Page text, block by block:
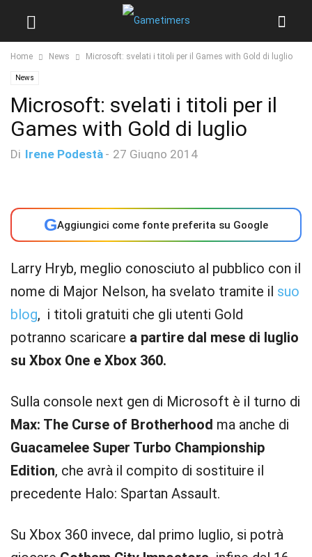
Home News Microsoft: svelati i titoli per il Games with Gold di luglio
News
Microsoft: svelati i titoli per il
Games with Gold di luglio
Di Irene Podestà - 27 Giugno 2014
GAggiungici come fonte preferita su Google
Larry Hryb, meglio conosciuto al pubblico con il
nome di Major Nelson, ha svelato tramite il suo
blog, i titoli gratuiti che gli utenti Gold
potranno scaricare a partire dal mese di luglio
su Xbox One e Xbox 360.
Sulla console next gen di Microsoft è il turno di
Max: The Curse of Brotherhood ma anche di
Guacamelee Super Turbo Championship
Edition, che avrà il compito di sostituire il
precedente Halo: Spartan Assault.
Su Xbox 360 invece, dal primo luglio, si potrà